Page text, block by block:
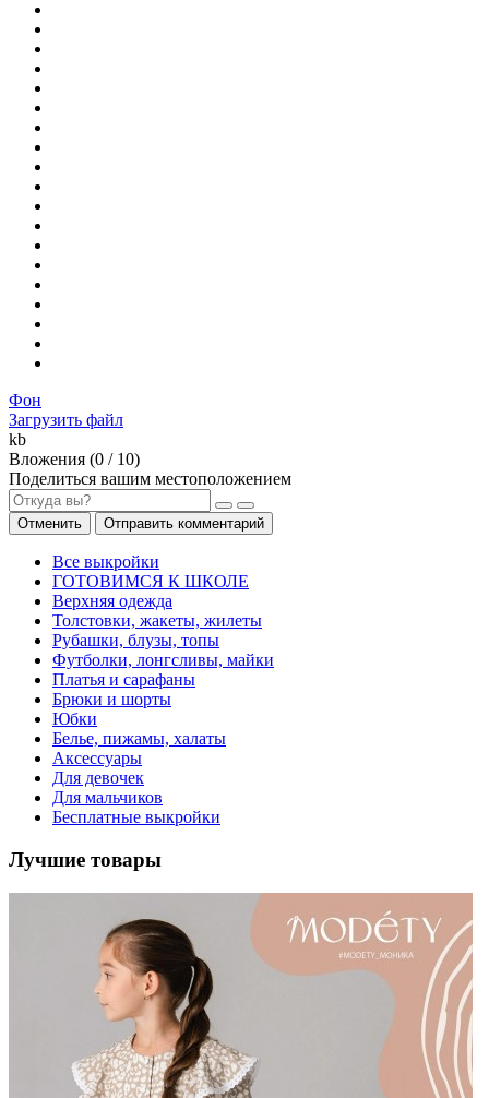
Фон
Загрузить файл
kb
Вложения (0 / 10)
Поделиться вашим местоположением
Отменить Отправить комментарий
Все выкройки
ГОТОВИМСЯ К ШКОЛЕ
Верхняя одежда
Толстовки, жакеты, жилеты
Рубашки, блузы, топы
Футболки, лонгсливы, майки
Платья и сарафаны
Брюки и шорты
Юбки
Белье, пижамы, халаты
Аксессуары
Для девочек
Для мальчиков
Бесплатные выкройки
Лучшие товары